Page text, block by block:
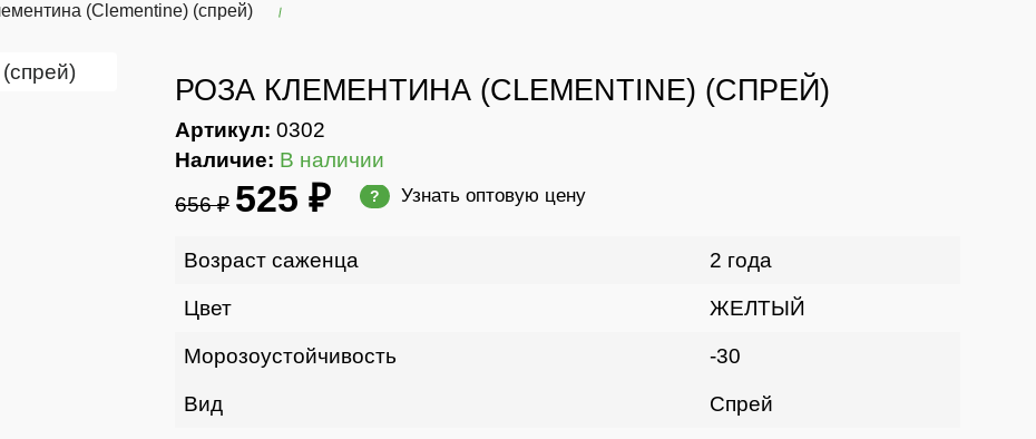
(Clementine) (спрей)
РОЗА КЛЕМЕНТИНА (CLEMENTINE) (СПРЕЙ)
Артикул: 0302
Наличие: В наличии
656 ₽ 525 ₽ ? Узнать оптовую цену
Возраст саженца 2 года
Цвет ЖЕЛТЫЙ
Морозоустойчивость -30
Вид Спрей